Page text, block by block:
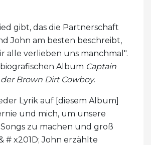
gibt, das die Partnerschaft
John am besten beschreibt,
alle verlieben uns manchmal".
Album Captain
Brown Dirt Cowboy.
Lyrik auf [diesem Album]
und mich, um unsere
zu machen und groß
# x201D; John erzählte